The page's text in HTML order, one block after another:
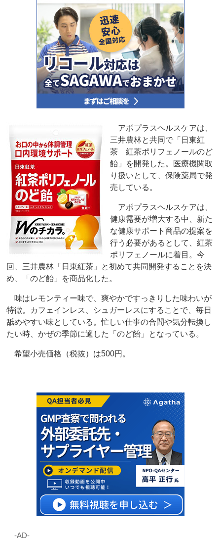
アポプラスヘルスケアは、
三井農林と共同で「日東紅
茶 紅茶ポリフェノールのど
飴」を開発した。医療機関取
り扱いとして、保険薬局で発
売している。
アポプラスヘルスケアは、
健康需要が増大する中、新た
な健康サポート商品の提案を
行う必要があるとして、紅茶
ポリフェノールに着目。今
回、三井農林「日東紅茶」と初めて共同開発することを決
め、「のど飴」を商品化した。
味はレモンティー味で、爽やかですっきりした味わいが
特徴。カフェインレス、シュガーレスにすることで、毎日
舐めやすい味としている。忙しい仕事の合間や気分転換し
たい時、かぜの季節に適した「のど飴」となっている。
希望小売価格（税抜）は500円。
‐AD‐